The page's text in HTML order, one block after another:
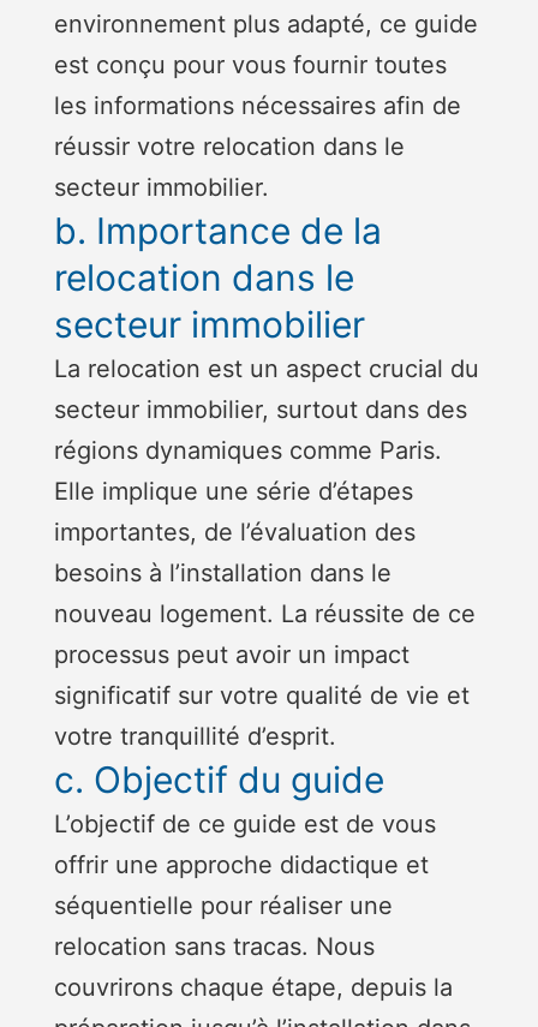
environnement plus adapté, ce guide
est conçu pour vous fournir toutes
les informations nécessaires afin de
réussir votre relocation dans le
secteur immobilier.
b. Importance de la
relocation dans le
secteur immobilier
La relocation est un aspect crucial du
secteur immobilier, surtout dans des
régions dynamiques comme Paris.
Elle implique une série d’étapes
importantes, de l’évaluation des
besoins à l’installation dans le
nouveau logement. La réussite de ce
processus peut avoir un impact
significatif sur votre qualité de vie et
votre tranquillité d’esprit.
c. Objectif du guide
L’objectif de ce guide est de vous
offrir une approche didactique et
séquentielle pour réaliser une
relocation sans tracas. Nous
couvrirons chaque étape, depuis la